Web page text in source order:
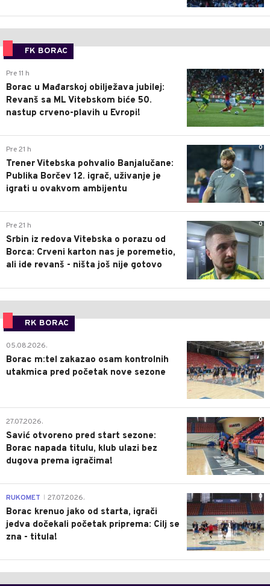
FK BORAC
0
Pre 11 h
Borac u Mađarskoj obilježava jubilej:
Revanš sa ML Vitebskom biće 50.
nastup crveno-plavih u Evropi!
0
Pre 21 h
Trener Vitebska pohvalio Banjalučane:
Publika Borčev 12. igrač, uživanje je
igrati u ovakvom ambijentu
0
Pre 21 h
Srbin iz redova Vitebska o porazu od
Borca: Crveni karton nas je poremetio,
ali ide revanš - ništa još nije gotovo
RK BORAC
0
05.08.2026.
Borac m:tel zakazao osam kontrolnih
utakmica pred početak nove sezone
0
27.07.2026.
Savić otvoreno pred start sezone:
Borac napada titulu, klub ulazi bez
dugova prema igračima!
0
RUKOMET 27.07.2026.
Borac krenuo jako od starta, igrači
jedva dočekali početak priprema: Cilj se
zna - titula!